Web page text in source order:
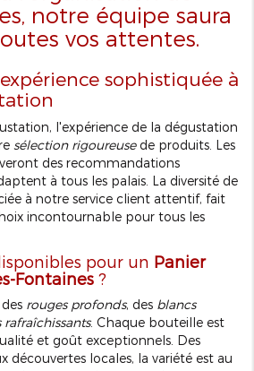
notre équipe saura
vos attentes.
sophistiquée à
l'expérience de la dégustation
sélection rigoureusede produits. Les
des recommandations
à tous les palais. La diversité de
à notre service client attentif, fait
incontournable pour tous les
pour un Panier
Fontaines ?
rouges profonds, des blancs
rafraîchissants. Chaque bouteille est
et goût exceptionnels. Des
découvertes locales, la variété est au